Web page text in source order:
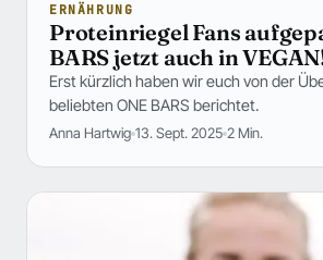
ERNÄHRUNG
Proteinriegel Fans
BARS jetzt auch in
Erst kürzlich haben wir euch von der
beliebten ONE BARS berichtet.
Anna Hartwig 13. Sept. 2025 2 Min.